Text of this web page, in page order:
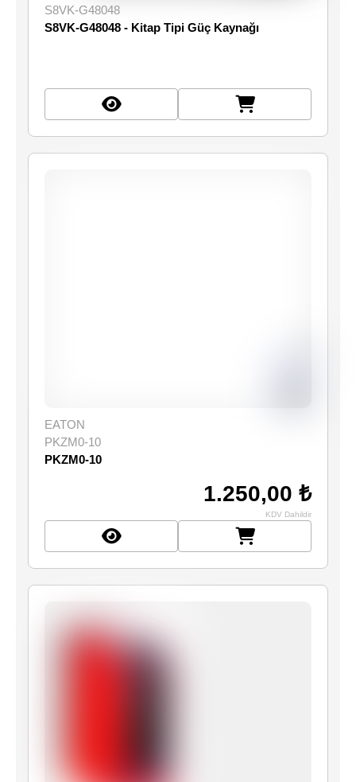
S8VK-G48048
S8VK-G48048 - Kitap Tipi Güç Kaynağı
EATON
PKZM0-10
PKZM0-10
1.250,00 ₺
KDV Dahildir